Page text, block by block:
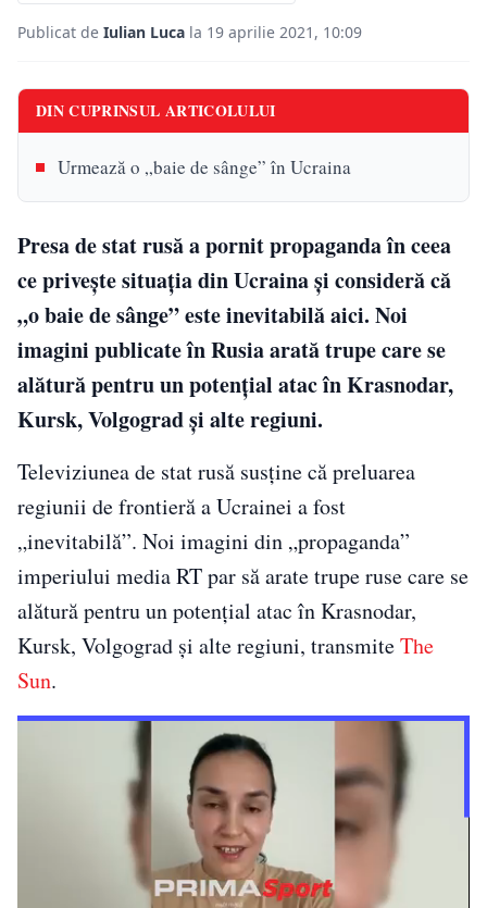
Publicat de Iulian Luca la 19 aprilie 2021, 10:09
DIN CUPRINSUL ARTICOLULUI
Urmează o „baie de sânge” în Ucraina
Presa de stat rusă a pornit propaganda în ceea
ce privește situația din Ucraina și consideră că
„o baie de sânge” este inevitabilă aici. Noi
imagini publicate în Rusia arată trupe care se
alătură pentru un potențial atac în Krasnodar,
Kursk, Volgograd și alte regiuni.
Televiziunea de stat rusă susține că preluarea
regiunii de frontieră a Ucrainei a fost
„inevitabilă”. Noi imagini din „propaganda”
imperiului media RT par să arate trupe ruse care se
alătură pentru un potențial atac în Krasnodar,
Kursk, Volgograd și alte regiuni, transmiteThe
Sun.